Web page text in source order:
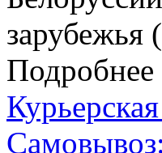
Подробнее
Самовывоз: